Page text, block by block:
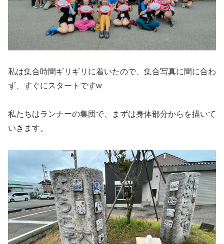
私は集合時間ギリギリに着いたので、集合写真に間に合わ
ず、すぐにスタートですw
私たちはランナーの集団で、まずは身体部分からを描いて
いきます。